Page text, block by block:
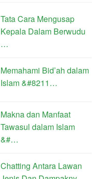
Tata Cara Mengusap
Kepala Dalam Berwudu
…
Memahami Bid’ah dalam
Islam &#8211…
Makna dan Manfaat
Tawasul dalam Islam
&#…
Chatting Antara Lawan